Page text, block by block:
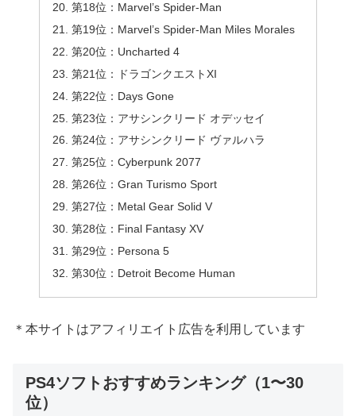
第18位：Marvel’s Spider-Man
第19位：Marvel’s Spider-Man Miles Morales
第20位：Uncharted 4
第21位：ドラゴンクエストXI
第22位：Days Gone
第23位：アサシンクリード オデッセイ
第24位：アサシンクリード ヴァルハラ
第25位：Cyberpunk 2077
第26位：Gran Turismo Sport
第27位：Metal Gear Solid V
第28位：Final Fantasy XV
第29位：Persona 5
第30位：Detroit Become Human
＊本サイトはアフィリエイト広告を利用しています
PS4ソフトおすすめランキング（1〜30
位）